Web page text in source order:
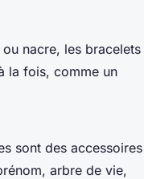
nacre, les bracelets
la fois, comme un
sont des accessoires
arbre de vie,